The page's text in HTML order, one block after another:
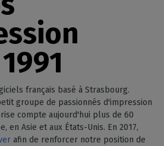
français basé à Strasbourg.
groupe de passionnés d'impression
compte aujourd'hui plus de 60
en Asie et aux États-Unis. En 2017,
afin de renforcer notre position de